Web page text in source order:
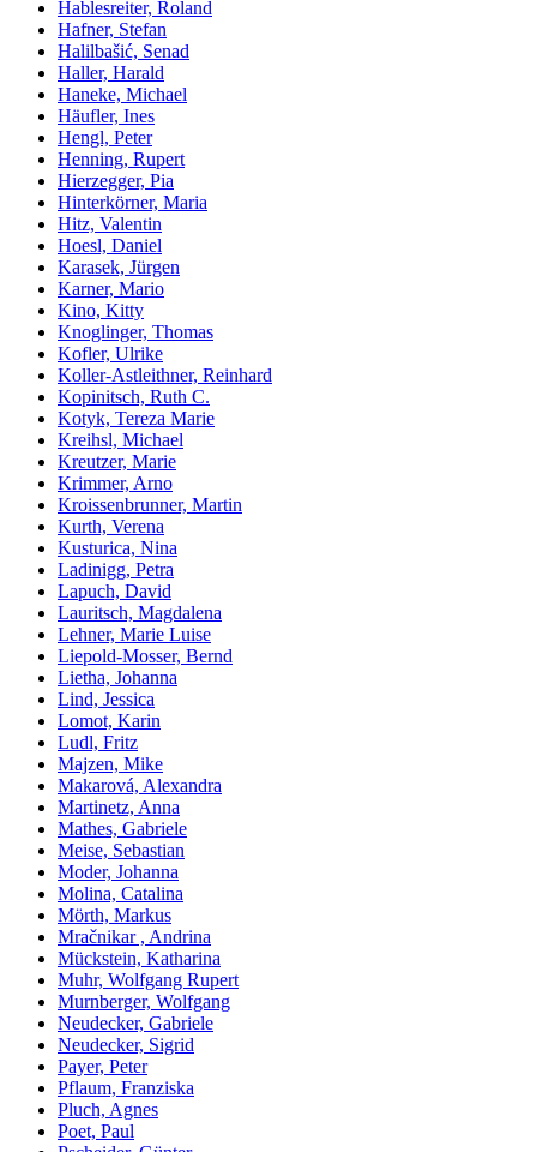
Hablesreiter, Roland
Hafner, Stefan
Halilbašić, Senad
Haller, Harald
Haneke, Michael
Häufler, Ines
Hengl, Peter
Henning, Rupert
Hierzegger, Pia
Hinterkörner, Maria
Hitz, Valentin
Hoesl, Daniel
Karasek, Jürgen
Karner, Mario
Kino, Kitty
Knoglinger, Thomas
Kofler, Ulrike
Koller-Astleithner, Reinhard
Kopinitsch, Ruth C.
Kotyk, Tereza Marie
Kreihsl, Michael
Kreutzer, Marie
Krimmer, Arno
Kroissenbrunner, Martin
Kurth, Verena
Kusturica, Nina
Ladinigg, Petra
Lapuch, David
Lauritsch, Magdalena
Lehner, Marie Luise
Liepold-Mosser, Bernd
Lietha, Johanna
Lind, Jessica
Lomot, Karin
Ludl, Fritz
Majzen, Mike
Makarová, Alexandra
Martinetz, Anna
Mathes, Gabriele
Meise, Sebastian
Moder, Johanna
Molina, Catalina
Mörth, Markus
Mračnikar , Andrina
Mückstein, Katharina
Muhr, Wolfgang Rupert
Murnberger, Wolfgang
Neudecker, Gabriele
Neudecker, Sigrid
Payer, Peter
Pflaum, Franziska
Pluch, Agnes
Poet, Paul